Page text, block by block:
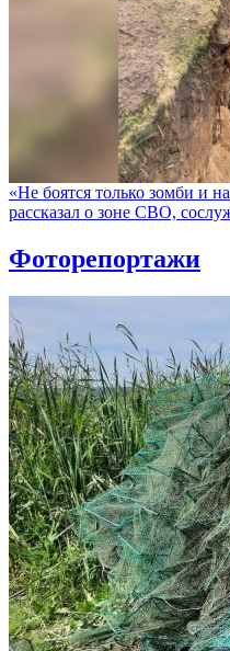
«Не боятся только зомби и
рассказал о зоне СВО,
Фоторепортажи